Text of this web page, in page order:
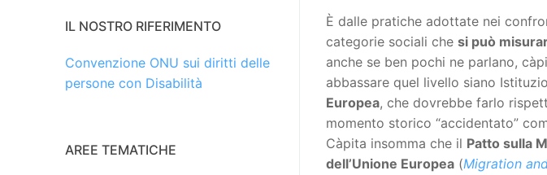
È dalle pratiche adottate nei
categorie sociali che si può
anche se ben pochi ne parlano,
abbassare quel livello siano
Europea, che dovrebbe farlo
momento storico “accidentato”
Càpita insomma che il Patto sulla
dell’Unione Europea (Migration
IL NOSTRO RIFERIMENTO
Convenzione ONU sui diritti delle
persone con Disabilità
AREE TEMATICHE